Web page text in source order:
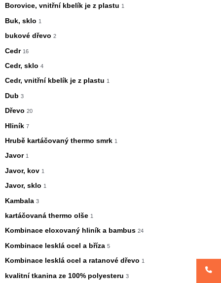
Borovice, vnitřní kbelík je z plastu 1
Buk, sklo 1
bukové dřevo 2
Cedr 16
Cedr, sklo 4
Cedr, vnitřní kbelík je z plastu 1
Dub 3
Dřevo 20
Hliník 7
Hrubě kartáčovaný thermo smrk 1
Javor 1
Javor, kov 1
Javor, sklo 1
Kambala 3
kartáčovaná thermo olše 1
Kombinace eloxovaný hliník a bambus 24
Kombinace lesklá ocel a bříza 5
Kombinace lesklá ocel a ratanové dřevo 1
kvalitní tkanina ze 100% polyesteru 3